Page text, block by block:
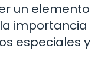
un elemento
importancia
especiales y